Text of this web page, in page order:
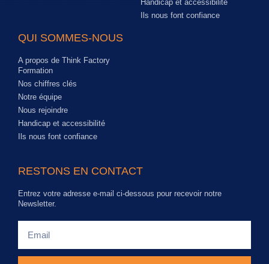
Handicap et accessibilité
Ils nous font confiance
QUI SOMMES-NOUS
A propos de Think Factory
Formation
Nos chiffres clés
Notre équipe
Nous rejoindre
Handicap et accessibilité
Ils nous font confiance
RESTONS EN CONTACT
Entrez votre adresse e-mail ci-dessous pour recevoir notre
Newsletter.